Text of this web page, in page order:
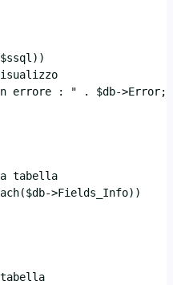
errore : " . $db->Error;
tabella
>Fields_Info))